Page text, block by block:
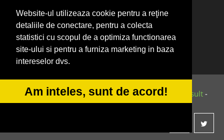
Website-ul utilizeaza cookie pentru a reţine
detaliile de conectare, pentru a colecta
statistici cu scopul de a optimiza functionarea
site-ului si pentru a furniza marketing in baza
intereselor dvs.
Am inteles, sunt de acord!
FirmaDeratizare.ro
Service-Reparatii.com
Servicii-DDD.com
ServiciiAlpinism.ro
© 2014-2026 Powered byVilonMedia&Tokaido Consult -
ANPC SOL